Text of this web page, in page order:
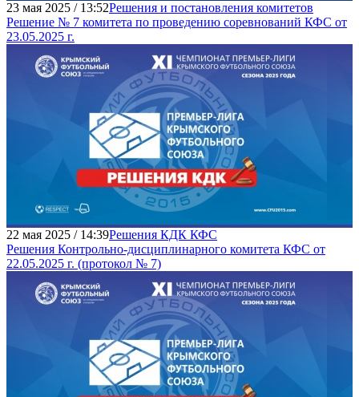
23 мая 2025 / 13:52Решения и постановления комитетов
Решение № 7 комитета по проведению соревнований КФС от
23.05.2025 г.
22 мая 2025 / 14:39Решения КДК КФС
Решения Контрольно-дисциплинарного комитета КФС от
22.05.2025 г. (протокол № 7)